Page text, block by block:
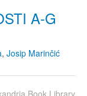
A-G
, Josip Marinčić
Book Library